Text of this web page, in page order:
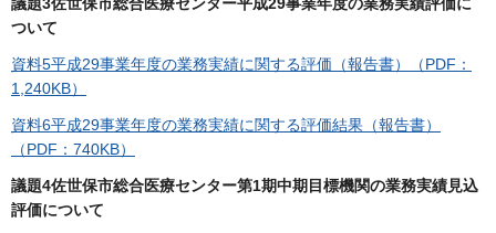
ついて
資料5平成29事業年度の業務実績に関する評価（報告書）（PDF：
1,240KB）
資料6平成29事業年度の業務実績に関する評価結果（報告書）
（PDF：740KB）
議題4佐世保市総合医療センター第1期中期目標機関の業務実績見込
評価について